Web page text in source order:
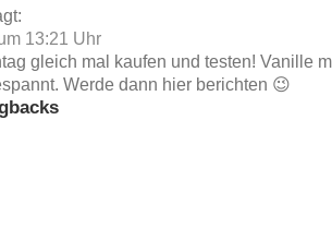
13:21 Uhr
gleich mal kaufen und testen! Vanille
Werde dann hier berichten 😉